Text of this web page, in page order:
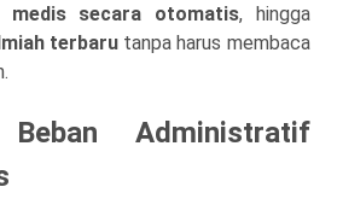
medis secara otomatis, hingga
terbaru tanpa harus membaca
Beban Administratif